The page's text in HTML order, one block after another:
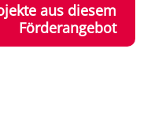
aus diesem
Förderangebot